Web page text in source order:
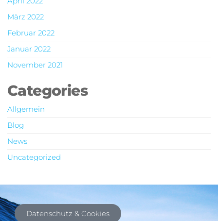
März 2022
Februar 2022
Januar 2022
November 2021
Categories
Allgemein
Blog
News
Uncategorized
Datenschutz & Cookies